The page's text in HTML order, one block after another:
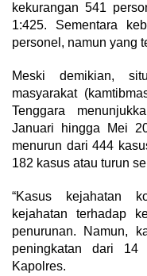
kekurangan 541
1:425. Sementara
personel, namun yang
Meski demikian,
masyarakat
Tenggara
Januari hingga Mei
menurun dari 444
182 kasus atau turun
“Kasus kejahatan
kejahatan terhadap
penurunan. Namun,
peningkatan dari
Kapolres.